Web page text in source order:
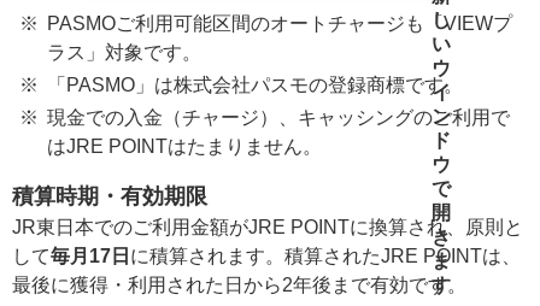
PASMOご利用可能区間のオートチャージも「VIEWプ
ラス」対象です。
「PASMO」は株式会社パスモの登録商標です。
現金での入金（チャージ）、キャッシングのご利用で
はJRE POINTはたまりません。
積算時期・有効期限
JR東日本でのご利用金額がJRE POINTに換算され、原則と
して毎月17日 に積算されます。積算されたJRE POINTは、
最後に獲得・利用された日から2年後まで有効です。